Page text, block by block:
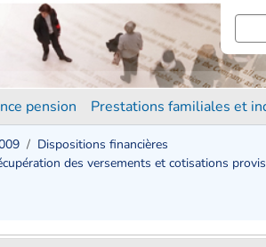
pension Prestations familiales et
Dispositions financières
des versements et cotisations